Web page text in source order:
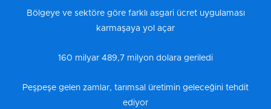
Bölgeye ve sektöre göre farklı asgari ücret uygulaması
karmaşaya yol açar
160 milyar 489,7 milyon dolara geriledi
Peşpeşe gelen zamlar, tarımsal üretimin geleceğini tehdit
ediyor